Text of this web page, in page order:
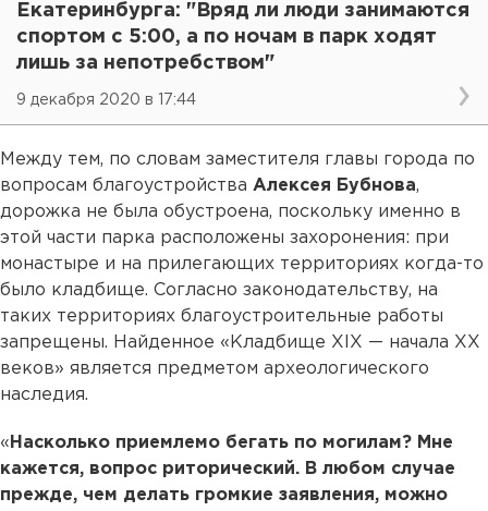
Екатеринбурга: "Вряд ли люди занимаются
спортом с 5:00, а по ночам в парк ходят
лишь за непотребством"
9 декабря 2020 в 17:44
Между тем, по словам заместителя главы города по
вопросам благоустройства Алексея Бубнова,
дорожка не была обустроена, поскольку именно в
этой части парка расположены захоронения: при
монастыре и на прилегающих территориях когда-то
было кладбище. Согласно законодательству, на
таких территориях благоустроительные работы
запрещены. Найденное «Кладбище XIX — начала XX
веков» является предметом археологического
наследия.
« Насколько приемлемо бегать по могилам? Мне
кажется, вопрос риторический. В любом случае
прежде, чем делать громкие заявления, можно